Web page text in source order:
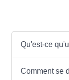
Qu'est-ce
Comment se